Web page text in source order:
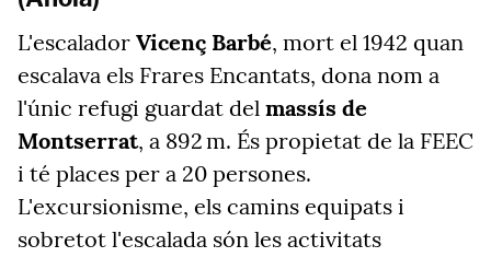
L'escalador Vicenç Barbé, mort el 1942 quan
escalava els Frares Encantats, dona nom a
l'únic refugi guardat del massís de
Montserrat, a 892 m. És propietat de la FEEC
i té places per a 20 persones.
L'excursionisme, els camins equipats i
sobretot l'escalada són les activitats